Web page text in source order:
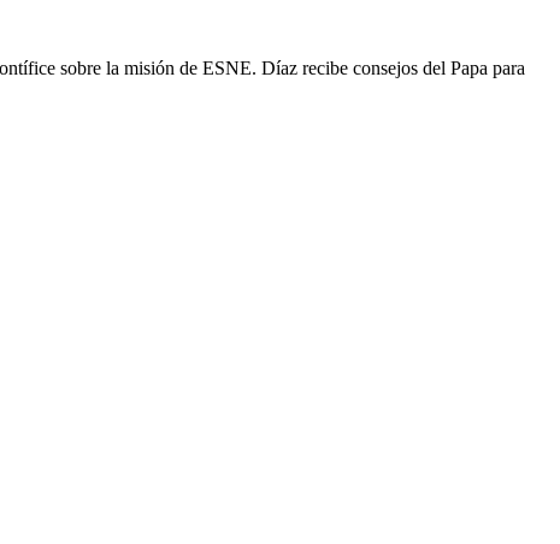
sobre la misión de ESNE. Díaz recibe consejos del Papa para